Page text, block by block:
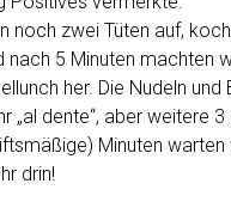
noch zwei Tüten auf,
nach 5 Minuten machten
her. Die Nudeln und
„al dente“, aber weitere
Minuten warten
drin!